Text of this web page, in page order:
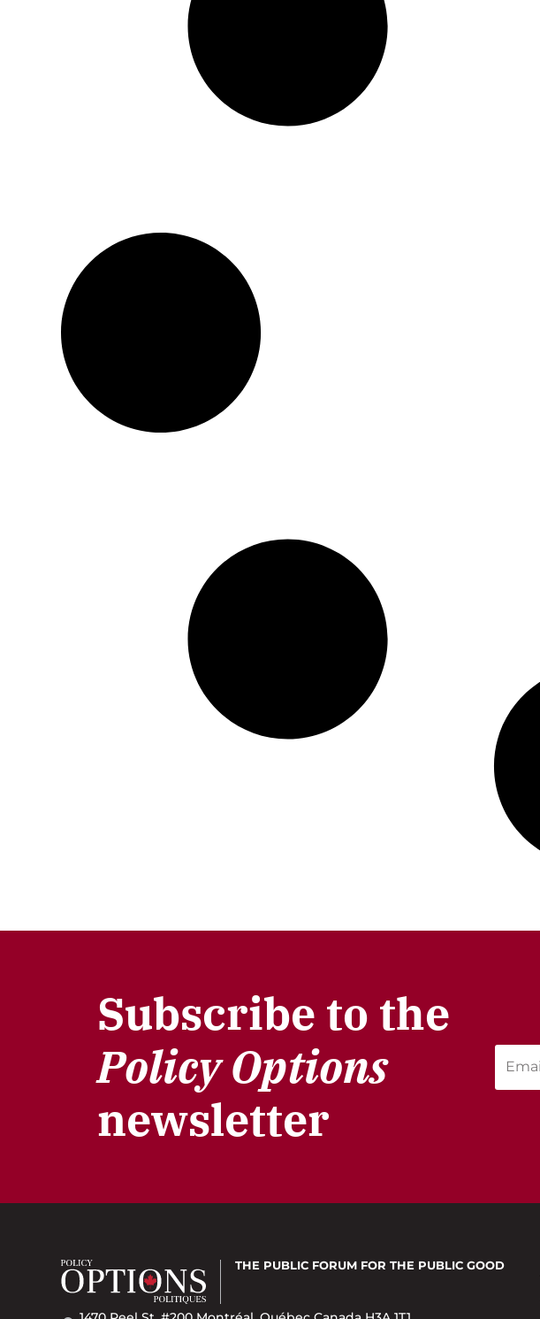
Subscribe to the
Policy Options
newsletter
THE PUBLIC FORUM FOR THE PUBLIC GOOD